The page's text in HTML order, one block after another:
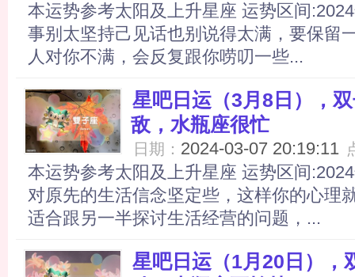
本运势参考太阳及上升星座 运势区间
事别太坚持己见话也别说得太满，要保留
人对你不满，会反复跟你唠叨一些...
星吧日运（3月8日），
敌，水瓶座很忙
日期： 2024-03-07 20:19:11
本运势参考太阳及上升星座 运势区间
对原先的生活信念坚定些，这样你的心理
适合跟另一半探讨生活经营的问题，...
星吧日运（1月20日），